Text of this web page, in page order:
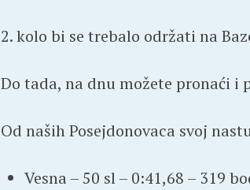
2. kolo bi se trebalo održati na
Do tada, na dnu možete pronaći i
Od naših Posejdonovaca svoj
Vesna – 50 sl – 0:41,68 – 319